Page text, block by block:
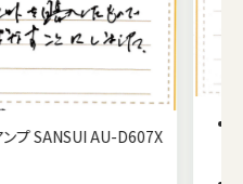
ンプ SANSUI AU-D607X